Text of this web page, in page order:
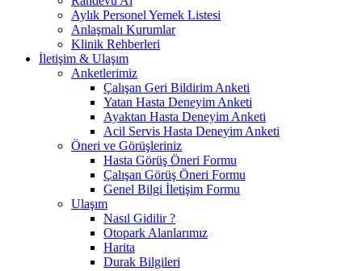
Aylık Personel Yemek Listesi
Anlaşmalı Kurumlar
Klinik Rehberleri
İletişim & Ulaşım
Anketlerimiz
Çalışan Geri Bildirim Anketi
Yatan Hasta Deneyim Anketi
Ayaktan Hasta Deneyim Anketi
Acil Servis Hasta Deneyim Anketi
Öneri ve Görüşleriniz
Hasta Görüş Öneri Formu
Çalışan Görüş Öneri Formu
Genel Bilgi İletişim Formu
Ulaşım
Nasıl Gidilir ?
Otopark Alanlarımız
Harita
Durak Bilgileri